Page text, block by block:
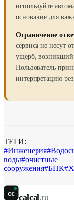
используйте
основание для
Ограничение
сервиса не несут
ущерб, возникший
Пользователь
интерпретацию
ТЕГИ:
#Инженерия#
воды#очистные
сооружения#БПК#
cc calcal.ru